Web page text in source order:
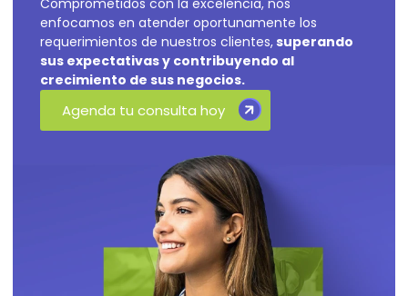
Comprometidos con la excelencia, nos
enfocamos en atender oportunamente los
requerimientos de nuestros clientes,superando
sus expectativas y contribuyendo al
crecimiento de sus negocios.
Agenda tu consulta hoy